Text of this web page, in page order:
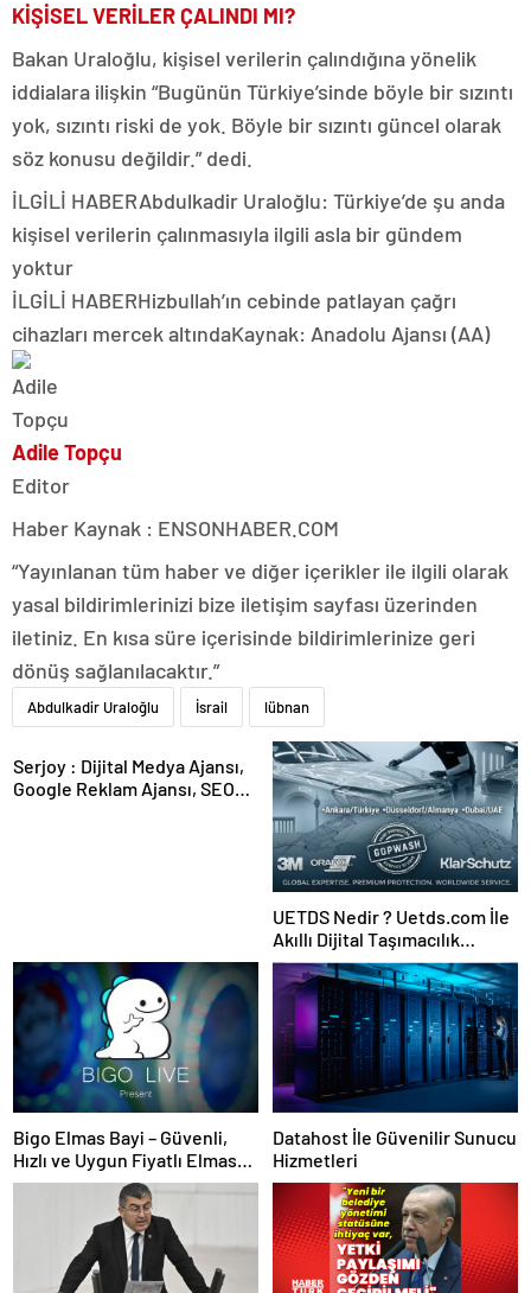
KİŞİSEL VERİLER ÇALINDI MI?
Bakan Uraloğlu, kişisel verilerin çalındığına yönelik
iddialara ilişkin “Bugünün Türkiye’sinde böyle bir sızıntı
yok, sızıntı riski de yok. Böyle bir sızıntı güncel olarak
söz konusu değildir.” dedi.
İLGİLİ HABERAbdulkadir Uraloğlu: Türkiye’de şu anda
kişisel verilerin çalınmasıyla ilgili asla bir gündem
yoktur
İLGİLİ HABERHizbullah’ın cebinde patlayan çağrı
cihazları mercek altındaKaynak: Anadolu Ajansı (AA)
Adile Topçu
Editor
Haber Kaynak : ENSONHABER.COM
“Yayınlanan tüm haber ve diğer içerikler ile ilgili olarak
yasal bildirimlerinizi bize iletişim sayfası üzerinden
iletiniz. En kısa süre içerisinde bildirimlerinize geri
dönüş sağlanılacaktır.”
Abdulkadir Uraloğlu İsrail lübnan
Serjoy : Dijital Medya Ajansı,
Google Reklam Ajansı, SEO
UETDS Nedir ? Uetds.com İle
Akıllı Dijital Taşımacılık
Yazılımı
Bigo Elmas Bayi – Güvenli,
Hızlı ve Uygun Fiyatlı Elmas
Satın Almanın Yeni Adresi
Datahost İle Güvenilir Sunucu
Hizmetleri